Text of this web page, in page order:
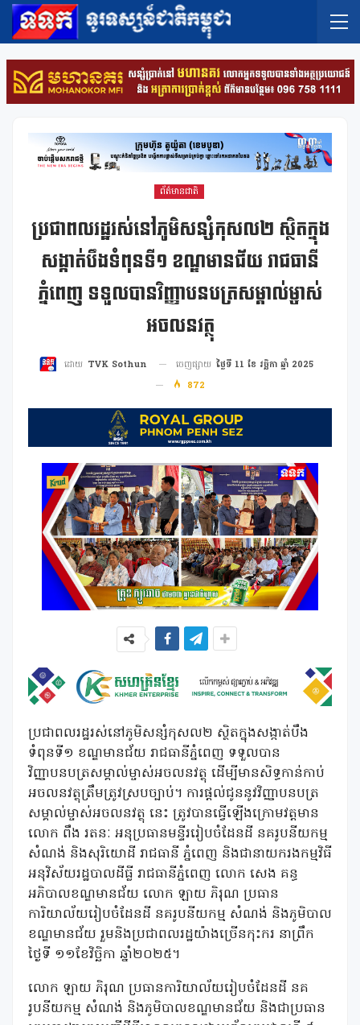
ព័ត៌មានជាតិ
ប្រជាពលរដ្ឋរស់នៅភូមិសន្សំកុសល២ ស្ថិតក្នុង
សង្កាត់បឹងទំពុនទី១ ខណ្ឌមានជ័យ រាជធានី
ភ្នំពេញ ទទួលបានវិញ្ញាបនបត្រសម្គាល់ម្ចាស់
អចលនវត្ថុ
ដោយ TVK Sothun ចេញផ្សាយ ថ្ងៃទី 11 ខែ វច្ឆិកា ឆ្នាំ 2025
872
ប្រជាពលរដ្ឋរស់នៅភូមិសន្សំកុសល២ ស្ថិតក្នុងសង្កាត់បឹង
ទំពុនទី១ ខណ្ឌមានជ័យ រាជធានីភ្នំពេញ ទទួលបាន
វិញ្ញាបនបត្រសម្គាល់ម្ចាស់អចលនវត្ថុ ដេីម្បីមានសិទ្ធកាន់កាប់
អចលនវត្ថុត្រឹមត្រូវស្របច្បាប់។ ការផ្តល់ជូននូវវិញ្ញាបនបត្រ
សម្គាល់ម្ចាស់អចលនវត្ថុ នេះ ត្រូវបានធ្វេីឡេីងក្រោមវត្តមាន
លោក ពឹង រតនៈ អនុប្រធានមន្ទីររៀបចំដែនដី នគរូបនីយកម្ម
សំណង់ និងសុរិយោដី រាជធានី ភ្នំពេញ និងជានាយករងកម្មវិធី
អនុវិស័យរដ្ឋបាលដីធ្លី រាជធានីភ្នំពេញ លោក សេង គន្ធ
អភិបាលខណ្ឌមានជ័យ លោក ឡាយ ភិរុណ ប្រធាន
ការិយាល័យរៀបចំដែនដី នគរូបនីយកម្ម សំណង់ និងភូមិបាល
ខណ្ឌមានជ័យ រួមនិងប្រជាពលរដ្ឋយ៉ាងច្រេីនកុះករ នាព្រឹក
ថ្ងៃទី ១១​ខែវិច្ឆិកា ឆ្នាំ២០២៥។
លោក ឡាយ ភិរុណ ប្រធានការិយាល័យរៀបចំដែនដី នគ
រូបនីយកម្ម សំណង់ និងភូមិបាលខណ្ឌមានជ័យ និងជាប្រធាន